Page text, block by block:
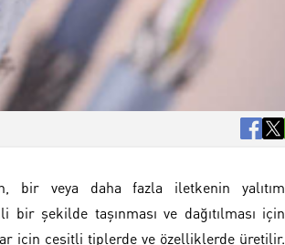
bir veya daha fazla iletkenin yalıtım
şekilde taşınması ve dağıtılması için
için çeşitli tiplerde ve özelliklerde üretilir.